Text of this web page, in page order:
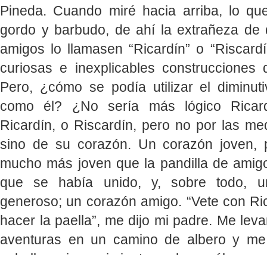
Pineda. Cuando miré hacia arriba, lo
gordo y barbudo, de ahí la extrañeza
amigos lo llamasen “Ricardín” o
curiosas e inexplicables construcciones
Pero, ¿cómo se podía utilizar el
como él? ¿No sería más lógico
Ricardín, o Riscardín, pero no por las
sino de su corazón. Un corazón joven,
mucho más joven que la pandilla de
que se había unido, y, sobre todo,
generoso; un corazón amigo. “Vete con
hacer la paella”, me dijo mi padre. Me
aventuras en un camino de albero y